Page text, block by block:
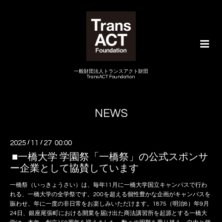
一般財団法人トランスアクト財団
TransACT Foundation
NEWS
2025 / 11 / 27 00:00
■一橋大学 学園祭「一橋祭」の公式スポンサ
ー企業として協賛しています
一橋祭（いっきょうさい）は、毎年11月に一橋大学国立キャンパスで行わ
れる、一橋大学の全学祭です。200を超える個性豊かな企画がキャンパスを
賑わせ、年に一度の非日常をお楽しみいただけます。1875（明治8）年9月
24日、銀座尾張町における開業を届け出た商法講習所を起源とする一橋大